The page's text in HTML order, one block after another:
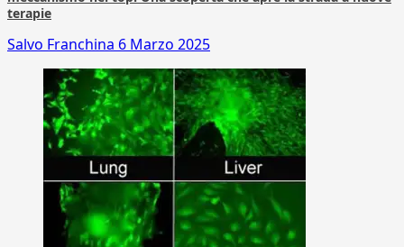
terapie
Salvo Franchina 6 Marzo 2025